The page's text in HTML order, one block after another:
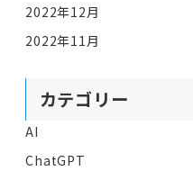
2022年12月
2022年11月
カテゴリー
AI
ChatGPT